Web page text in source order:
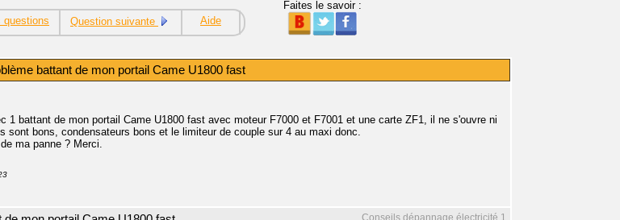
questions Question suivante Aide
Faites le savoir :
battant de mon portail Came U1800 fast
1 battant de mon portail Came U1800 fast avec moteur F7000 et F7001 et une carte ZF1, il ne s'ouvre ni
sont bons, condensateurs bons et le limiteur de couple sur 4 au maxi donc.
ma panne ? Merci.
Conseils dépannage électricité 1